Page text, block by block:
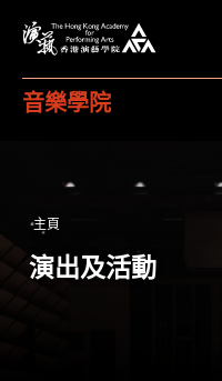
音樂學院
主頁
演出及活動